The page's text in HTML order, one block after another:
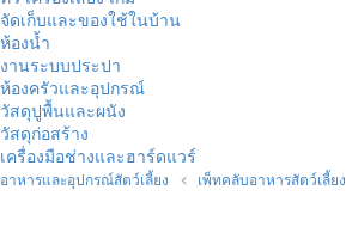
จัดเก็บและของใช้ในบ้าน
ห้องน้ำ
งานระบบประปา
ห้องครัวและอุปกรณ์
วัสดุปูพื้นและผนัง
วัสดุก่อสร้าง
เครื่องมือช่างและฮาร์ดแวร์
อาหารและอุปกรณ์สัตว์เลี้ยง เพ็ทคลับอาหารสัตว์เลี้ยง